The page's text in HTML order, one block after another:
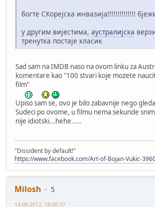
богте СКорејска инвазија!!!!!!!!!!!!!!
у другим вијестима, аустралијска
тренутка постаје класик
Sad sam na IMDB naso na ovom linku za
komentare kao "100 stvari koje mozete
film"
Upiso sam se, ovo je bilo zabavnije nego
Sudeci po ovome, u filmu nema sekunde
nije idiotski...hehe.....
"Dissident by default!"
https://www.facebook.com/Art-of-Bojan-Vukic-
Milosh
5
14-08-2012, 18:06:37